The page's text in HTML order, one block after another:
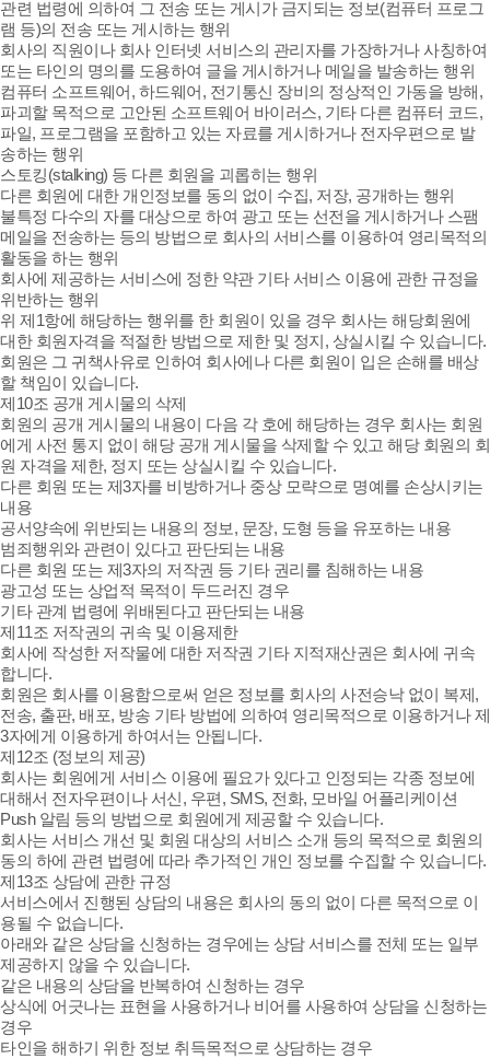
관련 법령에 의하여 그 전송 또는 게시가 금지되는 정보(컴퓨터 프로그
램 등)의 전송 또는 게시하는 행위
회사의 직원이나 회사 인터넷 서비스의 관리자를 가장하거나 사칭하여
또는 타인의 명의를 도용하여 글을 게시하거나 메일을 발송하는 행위
컴퓨터 소프트웨어, 하드웨어, 전기통신 장비의 정상적인 가동을 방해,
파괴할 목적으로 고안된 소프트웨어 바이러스, 기타 다른 컴퓨터 코드,
파일, 프로그램을 포함하고 있는 자료를 게시하거나 전자우편으로 발
송하는 행위
스토킹(stalking) 등 다른 회원을 괴롭히는 행위
다른 회원에 대한 개인정보를 동의 없이 수집, 저장, 공개하는 행위
불특정 다수의 자를 대상으로 하여 광고 또는 선전을 게시하거나 스팸
메일을 전송하는 등의 방법으로 회사의 서비스를 이용하여 영리목적의
활동을 하는 행위
회사에 제공하는 서비스에 정한 약관 기타 서비스 이용에 관한 규정을
위반하는 행위
위 제1항에 해당하는 행위를 한 회원이 있을 경우 회사는 해당회원에
대한 회원자격을 적절한 방법으로 제한 및 정지, 상실시킬 수 있습니다.
회원은 그 귀책사유로 인하여 회사에나 다른 회원이 입은 손해를 배상
할 책임이 있습니다.
제10조 공개 게시물의 삭제
회원의 공개 게시물의 내용이 다음 각 호에 해당하는 경우 회사는 회원
에게 사전 통지 없이 해당 공개 게시물을 삭제할 수 있고 해당 회원의 회
원 자격을 제한, 정지 또는 상실시킬 수 있습니다.
다른 회원 또는 제3자를 비방하거나 중상 모략으로 명예를 손상시키는
내용
공서양속에 위반되는 내용의 정보, 문장, 도형 등을 유포하는 내용
범죄행위와 관련이 있다고 판단되는 내용
다른 회원 또는 제3자의 저작권 등 기타 권리를 침해하는 내용
광고성 또는 상업적 목적이 두드러진 경우
기타 관계 법령에 위배된다고 판단되는 내용
제11조 저작권의 귀속 및 이용제한
회사에 작성한 저작물에 대한 저작권 기타 지적재산권은 회사에 귀속
합니다.
회원은 회사를 이용함으로써 얻은 정보를 회사의 사전승낙 없이 복제,
전송, 출판, 배포, 방송 기타 방법에 의하여 영리목적으로 이용하거나 제
3자에게 이용하게 하여서는 안됩니다.
제12조 (정보의 제공)
회사는 회원에게 서비스 이용에 필요가 있다고 인정되는 각종 정보에
대해서 전자우편이나 서신, 우편, SMS, 전화, 모바일 어플리케이션
Push 알림 등의 방법으로 회원에게 제공할 수 있습니다.
회사는 서비스 개선 및 회원 대상의 서비스 소개 등의 목적으로 회원의
동의 하에 관련 법령에 따라 추가적인 개인 정보를 수집할 수 있습니다.
제13조 상담에 관한 규정
서비스에서 진행된 상담의 내용은 회사의 동의 없이 다른 목적으로 이
용될 수 없습니다.
아래와 같은 상담을 신청하는 경우에는 상담 서비스를 전체 또는 일부
제공하지 않을 수 있습니다.
같은 내용의 상담을 반복하여 신청하는 경우
상식에 어긋나는 표현을 사용하거나 비어를 사용하여 상담을 신청하는
경우
타인을 해하기 위한 정보 취득목적으로 상담하는 경우